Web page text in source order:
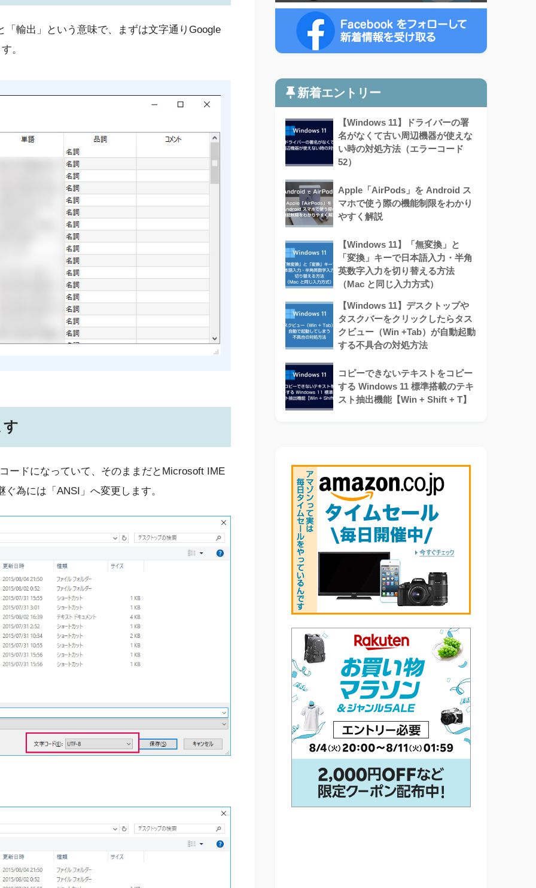
輸出」という意味で、まずは文字通りGoogle
。
す
ードになっていて、そのままだとMicrosoft IME
為には「ANSI」へ変更します。
新着エントリー
【Windows 11】ドライバーの署
名がなくて古い周辺機器が使えな
い時の対処方法（エラーコード
52）
Apple「AirPods」を Android ス
マホで使う際の機能制限をわかり
やすく解説
【Windows 11】「無変換」と
「変換」キーで日本語入力・半角
英数字入力を切り替える方法
（Mac と同じ入力方式）
【Windows 11】デスクトップや
タスクバーをクリックしたらタス
クビュー（Win +Tab）が自動起動
する不具合の対処方法
コピーできないテキストをコピー
する Windows 11 標準搭載のテキ
スト抽出機能【Win + Shift + T】